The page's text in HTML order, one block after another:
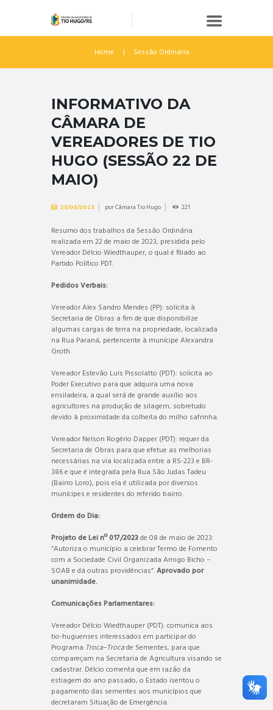
Home Sessão Ordinária
INFORMATIVO DA
CÂMARA DE
VEREADORES DE TIO
HUGO (SESSÃO 22 DE
MAIO)
25/05/2023 porCâmara Tio Hugo 221
Resumo dos trabalhos da Sessão Ordinária
realizada em 22 de maio de 2023, presidida pelo
Vereador Délcio Wiedthauper, o qual é filiado ao
Partido Político PDT.
Pedidos Verbais:
Vereador Alex Sandro Mendes (PP): solicita à
Secretaria de Obras a fim de que disponibilize
algumas cargas de terra na propriedade, localizada
na Rua Paraná, pertencente à munícipe Alexandra
Groth.
Vereador Estevão Luís Pissolatto (PDT): solicita ao
Poder Executivo para que adquira uma nova
ensiladeira, a qual será de grande auxílio aos
agricultores na produção de silagem, sobretudo
devido à proximidade da colheita do milho safrinha.
Vereador Nelson Rogério Dapper (PDT): requer da
Secretaria de Obras para que efetue as melhorias
necessárias na via localizada entre a RS-223 e BR-
386 e que é integrada pela Rua São Judas Tadeu
(Bairro Loro), pois ela é utilizada por diversos
munícipes e residentes do referido bairro.
Ordem do Dia:
Projeto de Lei nº 017/2023de 08 de maio de 2023:
“Autoriza o município a celebrar Termo de Fomento
com a Sociedade Civil Organizada Amigo Bicho –
SOAB e dá outras providências”.Aprovado por
unanimidade.
Comunicações Parlamentares:
Vereador Délcio Wiedthauper (PDT): comunica aos
tio-huguenses interessados em participar do
Programa Troca–Trocade Sementes, para que
compareçam na Secretaria de Agricultura visando se
cadastrar. Délcio comenta que em razão da
estiagem do ano passado, o Estado isentou o
pagamento das sementes aos municípios que
decretaram Situação de Emergência.